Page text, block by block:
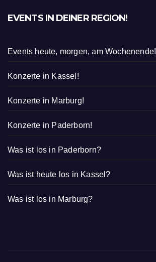
EVENTS IN DEINER REGION!
Events heute, morgen, am Wochenende!
Konzerte in Kassel!
Konzerte in Marburg!
Konzerte in Paderborn!
Was ist los in Paderborn?
Was ist heute los in Kassel?
Was ist los in Marburg?